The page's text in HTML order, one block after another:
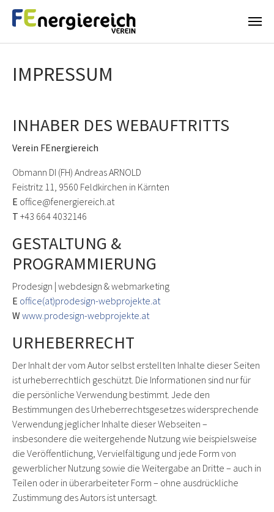
IMPRESSUM
INHABER DES WEBAUFTRITTS
Verein FEnergiereich
Obmann DI (FH) Andreas ARNOLD
Feistritz 11, 9560 Feldkirchen in Kärnten
E office@fenergiereich.at
T +43 664 4032146
GESTALTUNG &
PROGRAMMIERUNG
Prodesign | webdesign & webmarketing
E office(at)prodesign-webprojekte.at
W www.prodesign-webprojekte.at
URHEBERRECHT
Der Inhalt der vom Autor selbst erstellten Inhalte dieser Seiten
ist urheberrechtlich geschützt. Die Informationen sind nur für
die persönliche Verwendung bestimmt. Jede den
Bestimmungen des Urheberrechtsgesetzes widersprechende
Verwendung jeglicher Inhalte dieser Webseiten –
insbesondere die weitergehende Nutzung wie beispielsweise
die Veröffentlichung, Vervielfältigung und jede Form von
gewerblicher Nutzung sowie die Weitergabe an Dritte – auch in
Teilen oder in überarbeiteter Form – ohne ausdrückliche
Zustimmung des Autors ist untersagt.